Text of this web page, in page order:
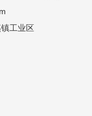
工业区